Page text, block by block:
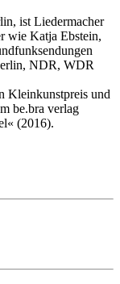
ist Liedermacher
wie Katja Ebstein,
NDR, WDR
Kleinkunstpreis und
be.bra verlag
(2016).